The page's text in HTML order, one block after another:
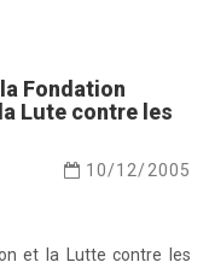
Fondation
Lute contre les
10/12/2005
et la Lutte contre les